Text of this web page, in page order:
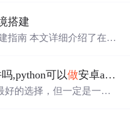
Eclipse配置、ADT插件
式）、SDK管理、项目创
。适合需要在资源受限
参考。
搭建
指南 本文详细介绍了在Wi
装： Java JDK 17安装与
IDE安装 Android SDK路
,python可以做安卓app吗
好的选择，但一定是一个